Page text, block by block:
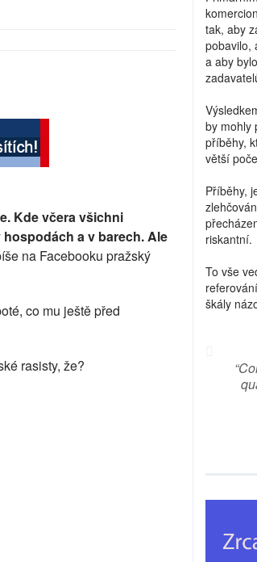
Kde včera všichni
a v barech. Ale
na Facebooku pražský
co mu ještě před
rasisty, že?
tak, aby
pobavilo,
a aby
by mohly
příběhy,
větší
Příběhy,
riskantní.
To vše
škály